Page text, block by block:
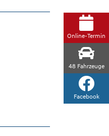
Online-Termin
48Fahrzeuge
Facebook